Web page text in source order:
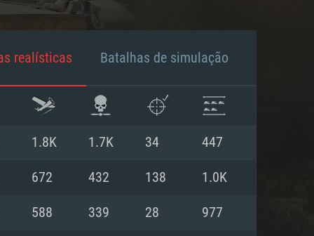
realísticas Batalhas de simulação
1.8K 1.7K 34 447
672 432 138 1.0K
588 339 28 977